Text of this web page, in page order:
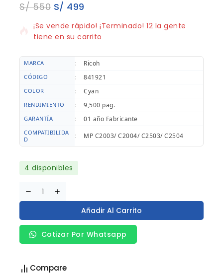
S/550 S/ 499
20 productos vendidos en los últimos 8 horas
¡Se vende rápido! ¡Terminado! 12 la gente
tiene en su carrito
MARCA : Ricoh
CÓDIGO : 841921
COLOR : Cyan
RENDIMIENTO : 9,500 pag.
GARANTÍA : 01 año Fabricante
COMPATIBILIDA
D
: MP C2003/ C2004/ C2503/ C2504
4 disponibles
Añadir Al Carrito
Cotizar Por Whatsapp
Compare